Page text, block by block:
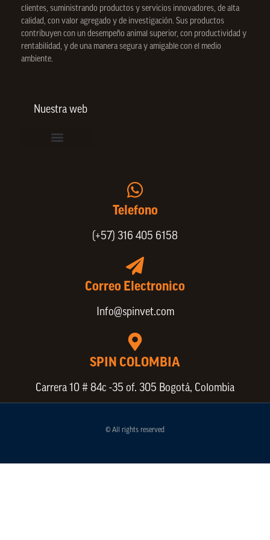
clientes, suministrando productos y servicios innovadores, de alta
calidad, con valor agregado y de investigación. Sus productos
contribuyen con un desempeño animal superior, con productividad y
rentabilidad, y de una manera segura y amigable con el medio
ambiente.
Nuestra web
Telefono
(+57) 316 405 6158
Correo Electronico
Info@spinvet.com
SPIN COLOMBIA
Carrera 10 # 84c -35 of. 305 Bogotá, Colombia
© All rights reserved